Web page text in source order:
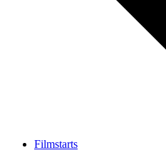
Filmstarts